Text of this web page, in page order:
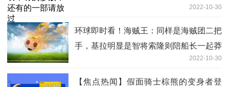
2022-10-30
环球即时看！海贼王：同样是海贼团二把
手，基拉明显是智将索隆则陪船长一起莽
2022-10-30
【焦点热闻】假面骑士棕熊的变身者登